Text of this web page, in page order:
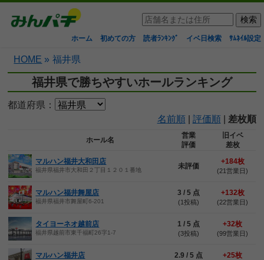
ホーム 初めての方 読者ﾗﾝｷﾝｸﾞ イベ日検索 ｻﾑﾈｲﾙ設定
HOME » 福井県
福井県で勝ちやすいホールランキング
都道府県：
名前順| 評価順| 差枚順
ホール名
営業
評価
旧イベ
差枚
マルハン福井大和田店
福井県福井市大和田２丁目１２０１番地 未評価
+184枚
(21営業日)
マルハン福井舞屋店
福井県福井市舞屋町6-201
3 / 5 点
(1投稿)
+132枚
(22営業日)
タイヨーネオ越前店
福井県越前市東千福町26字1-7
1 / 5 点
(3投稿)
+32枚
(99営業日)
マルハン福井店 2.9 / 5 点 +25枚